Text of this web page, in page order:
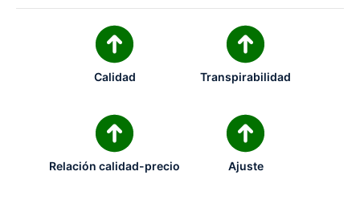
Calidad Transpirabilidad
Relación calidad-precio Ajuste